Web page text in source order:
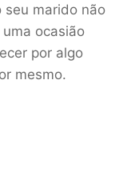
seu marido não
ocasião
por algo
mesmo.